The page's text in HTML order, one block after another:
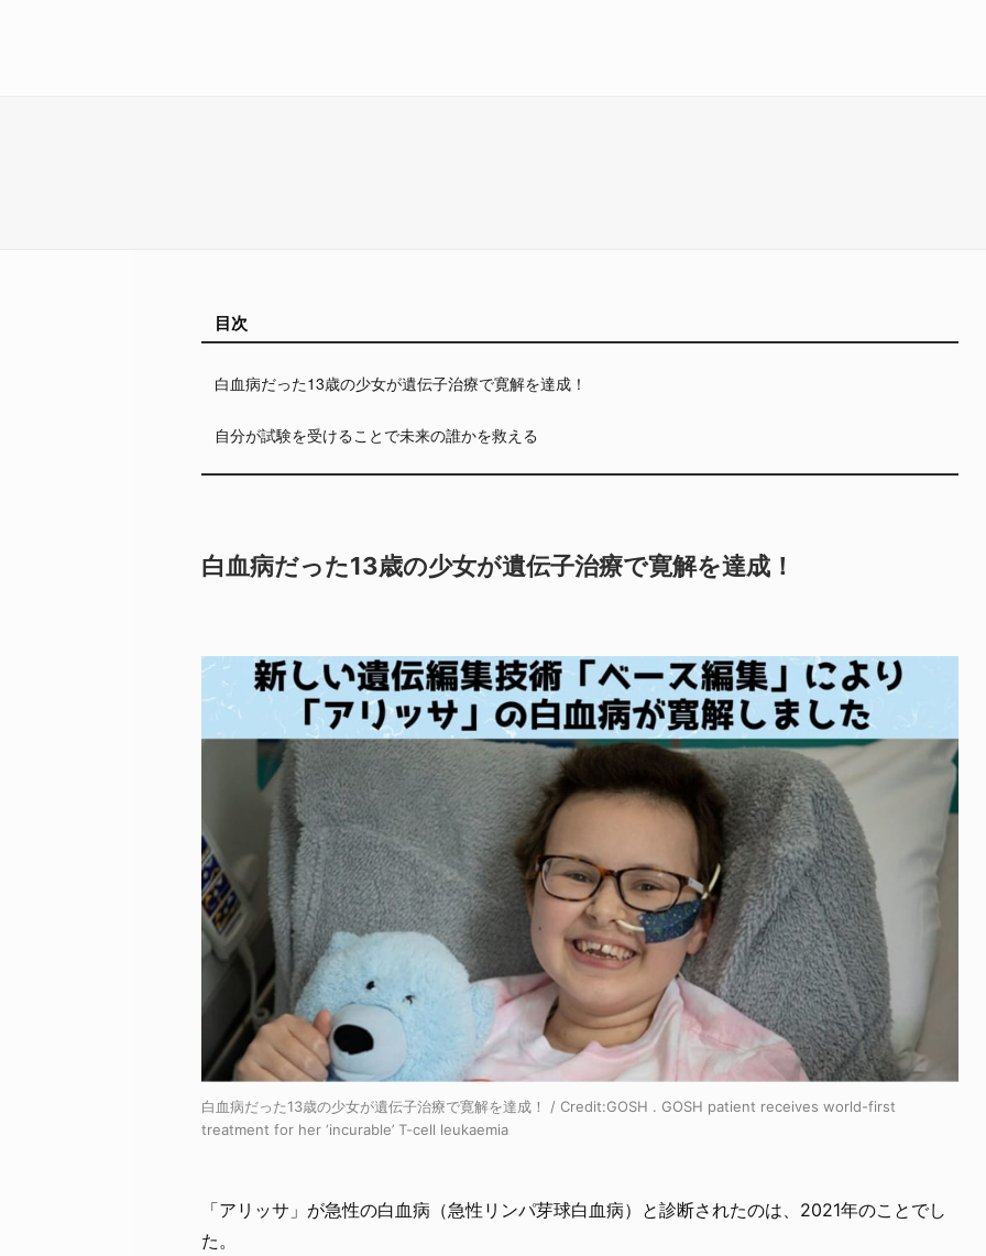
目次
白血病だった13歳の少女が遺伝子治療で寛解を達成！
自分が試験を受けることで未来の誰かを救える
白血病だった13歳の少女が遺伝子治療で寛解を達成！
白血病だった13歳の少女が遺伝子治療で寛解を達成！ / Credit:GOSH . GOSH patient receives world-first
treatment for her ‘incurable’ T-cell leukaemia
「アリッサ」が急性の白血病（急性リンパ芽球白血病）と診断されたのは、2021年のことでし
た。